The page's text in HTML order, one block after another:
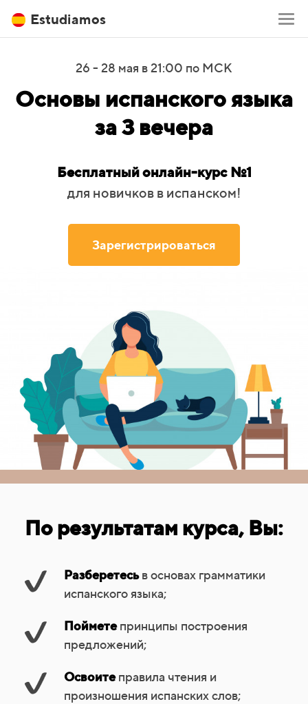
Estudiamos
26 - 28 мая в 21:00 по МСК
Основы испанского языка
за 3 вечера
Бесплатный онлайн-курс №1
для новичков в испанском!
Зарегистрироваться
По результатам курса, Вы:
Разберетесьв основах грамматики
испанского языка;
Пойметепринципы построения
предложений;
Освоитеправила чтения и
произношения испанских слов;